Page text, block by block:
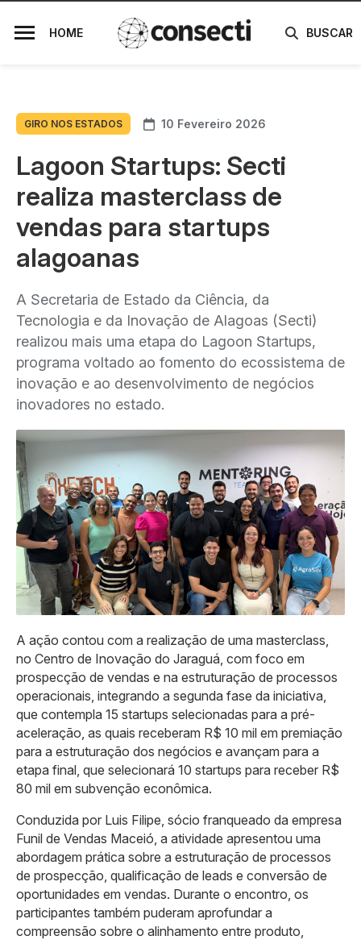
HOME BUSCAR
GIRO NOS ESTADOS 10 Fevereiro 2026
Lagoon Startups: Secti
realiza masterclass de
vendas para startups
alagoanas
A Secretaria de Estado da Ciência, da
Tecnologia e da Inovação de Alagoas (Secti)
realizou mais uma etapa do Lagoon Startups,
programa voltado ao fomento do ecossistema de
inovação e ao desenvolvimento de negócios
inovadores no estado.
A ação contou com a realização de uma masterclass,
no Centro de Inovação do Jaraguá, com foco em
prospecção de vendas e na estruturação de processos
operacionais, integrando a segunda fase da iniciativa,
que contempla 15 startups selecionadas para a pré-
aceleração, as quais receberam R$ 10 mil em premiação
para a estruturação dos negócios e avançam para a
etapa final, que selecionará 10 startups para receber R$
80 mil em subvenção econômica.
Conduzida por Luis Filipe, sócio franqueado da empresa
Funil de Vendas Maceió, a atividade apresentou uma
abordagem prática sobre a estruturação de processos
de prospecção, qualificação de leads e conversão de
oportunidades em vendas. Durante o encontro, os
participantes também puderam aprofundar a
compreensão sobre o alinhamento entre produto,